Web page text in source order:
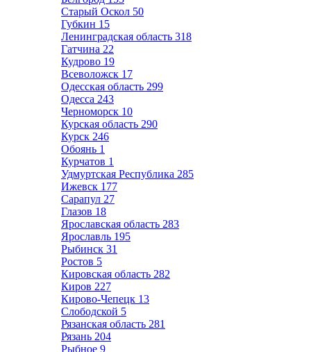
Старый Оскол 50
Губкин 15
Ленинградская область 318
Гатчина 22
Кудрово 19
Всеволожск 17
Одесская область 299
Одесса 243
Черноморск 10
Курская область 290
Курск 246
Обоянь 1
Курчатов 1
Удмуртская Республика 285
Ижевск 177
Сарапул 27
Глазов 18
Ярославская область 283
Ярославль 195
Рыбинск 31
Ростов 5
Кировская область 282
Киров 227
Кирово-Чепецк 13
Слободской 5
Рязанская область 281
Рязань 204
Рыбное 9